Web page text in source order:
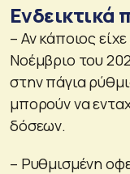
Ενδεικτικά
– Αν κάποιος
Νοέμβριο του
στην πάγια
μπορούν να
δόσεων.
– Ρυθμισμένη